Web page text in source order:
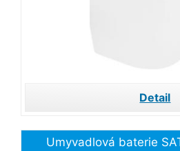
Detail
Umyvadlová baterie